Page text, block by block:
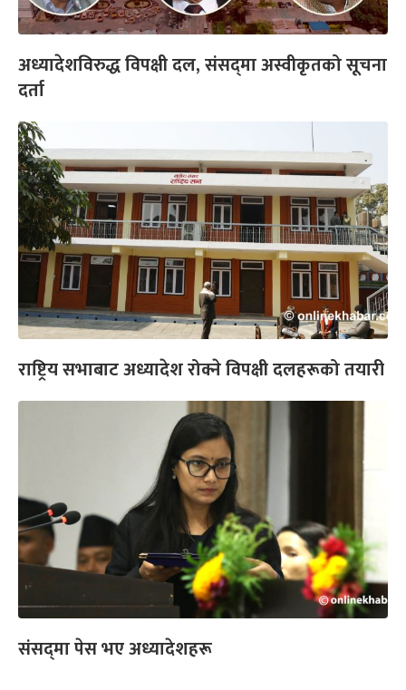
अध्यादेशविरुद्ध विपक्षी दल, संसद्‌मा अस्वीकृतको सूचना
दर्ता
राष्ट्रिय सभाबाट अध्यादेश रोक्ने विपक्षी दलहरूको तयारी
संसद्‌मा पेस भए अध्यादेशहरू